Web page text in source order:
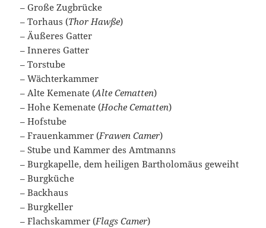
– Große Zugbrücke
– Torhaus (Thor Hawße)
– Äußeres Gatter
– Inneres Gatter
– Torstube
– Wächterkammer
– Alte Kemenate (Alte Cematten)
– Hohe Kemenate (Hoche Cematten)
– Hofstube
– Frauenkammer (Frawen Camer)
– Stube und Kammer des Amtmanns
– Burgkapelle, dem heiligen Bartholomäus geweiht
– Burgküche
– Backhaus
– Burgkeller
– Flachskammer (Flags Camer)